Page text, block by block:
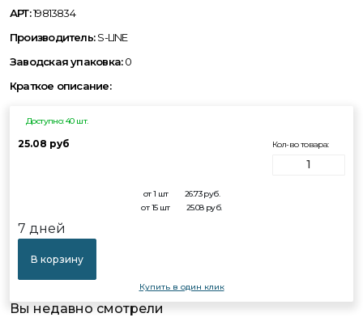
АРТ:19813834
Производитель:S-LINE
Заводская упаковка:0
Краткое описание:
Доступно: 40 шт.
25.08 руб Кол-во товара:
от 1 шт 26.73руб.
от 15 шт
25.08руб.
7 дней
В корзину
Купить в один клик
Вы недавно смотрели